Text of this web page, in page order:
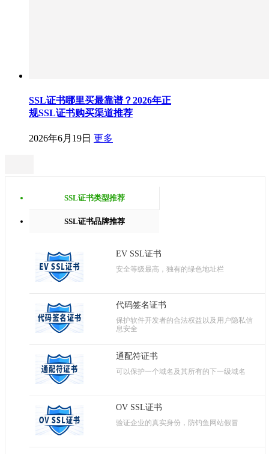
SSL证书哪里买最靠谱？2026年正
规SSL证书购买渠道推荐
2026年6月19日 更多
SSL证书类型推荐
SSL证书品牌推荐
EV SSL证书
安全等级最高，独有的绿色地址栏
代码签名证书
保护软件开发者的合法权益以及用户隐私信
息安全
通配符证书
可以保护一个域名及其所有的下一级域名
OV SSL证书
验证企业的真实身份，防钓鱼网站假冒